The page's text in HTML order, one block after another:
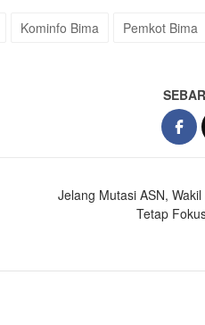
Kominfo Bima
Pemkot Bima
Jelang Mutasi ASN,
Tetap